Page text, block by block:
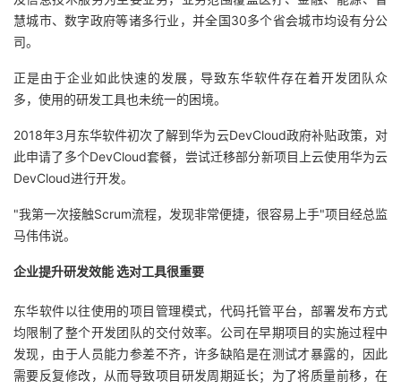
动
关
注
的
开
者
学
的
课
我
的
我
我
的
我
支
持
我
技
术
的
云
慧城市、数字政府等诸多行业，并全国30多个省会城市均设有分公
司。
正是由于企业如此快速的发展，导致东华软件存在着开发团队众
多，使用的研发工具也未统一的困境。
2018年3月东华软件初次了解到华为云DevCloud政府补贴政策，对
此申请了多个DevCloud套餐，尝试迁移部分新项目上云使用华为云
DevCloud进行开发。
"我第一次接触Scrum流程，发现非常便捷，很容易上手"项目经总监
马伟伟说。
企业提升研发效能 选对工具很重要
东华软件以往使用的项目管理模式，代码托管平台，部署发布方式
均限制了整个开发团队的交付效率。公司在早期项目的实施过程中
发现，由于人员能力参差不齐，许多缺陷是在测试才暴露的，因此
需要反复修改，从而导致项目研发周期延长；为了将质量前移，在